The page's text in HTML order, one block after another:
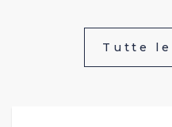
Tutte le